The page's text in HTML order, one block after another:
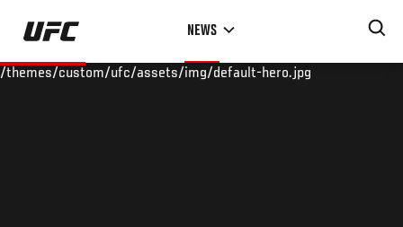
Skip
main
NEWS
/themes/custom/ufc/assets/img/default-hero.jpg